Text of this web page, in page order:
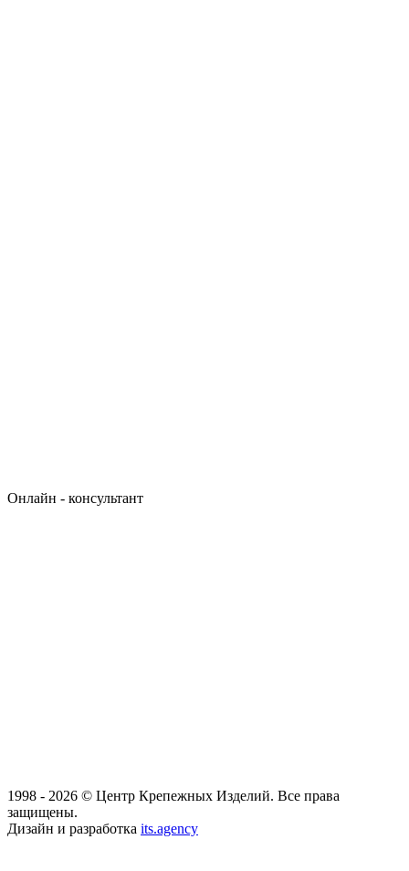
Онлайн - консультант
1998 - 2026 © Центр Крепежных Изделий. Все права
защищены.
Дизайн и разработка its.agency